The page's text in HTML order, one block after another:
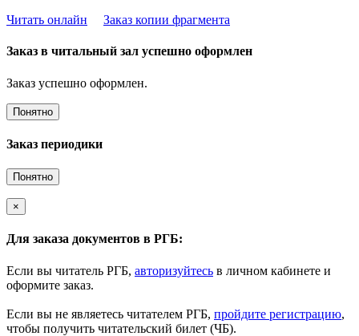
Читать онлайн
Заказ копии фрагмента
Заказ в читальный зал успешно оформлен
Заказ успешно оформлен.
Понятно
Заказ периодики
Понятно
×
Для заказа документов в РГБ:
Если вы читатель РГБ, авторизуйтесь в личном кабинете и
оформите заказ.
Если вы не являетесь читателем РГБ, пройдите регистрацию,
чтобы получить читательский билет (ЧБ).